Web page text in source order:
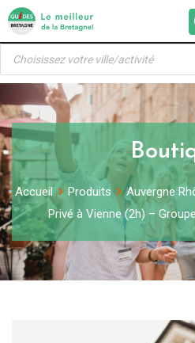
Skip
content
Recherche
produits
Accueil Produits Auvergne
Privé à Vienne (2h) –